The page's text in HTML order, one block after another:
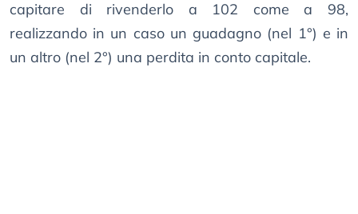
capitare di rivenderlo a 102 come a 98,
realizzando in un caso un guadagno (nel 1°) e in
un altro (nel 2°) una perdita in conto capitale.